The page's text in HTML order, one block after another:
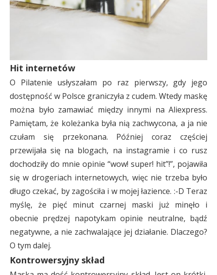
Hit internetów
O Pilatenie usłyszałam po raz pierwszy, gdy jego
dostępność w Polsce graniczyła z cudem. Wtedy maskę
można było zamawiać między innymi na Aliexpress.
Pamiętam, że koleżanka była nią zachwycona, a ja nie
czułam się przekonana. Później coraz częściej
przewijała się na blogach, na instagramie i co rusz
dochodziły do mnie opinie “wow! super! hit”!”, pojawiła
się w drogeriach internetowych, więc nie trzeba było
długo czekać, by zagościła i w mojej łazience. :-D Teraz
myślę, że pięć minut czarnej maski już minęło i
obecnie prędzej napotykam opinie neutralne, bądź
negatywne, a nie zachwalające jej działanie. Dlaczego?
O tym dalej.
Kontrowersyjny skład